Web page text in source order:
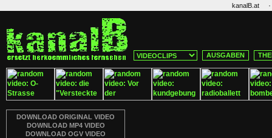
kanalB.at ·
AUSGABEN
DOWNLOAD ORIGINAL VIDEO
DOWNLOAD MP4 VIDEO
DOWNLOAD OGV VIDEO